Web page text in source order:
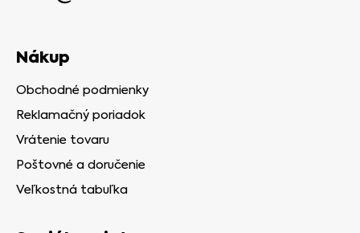
Nákup
Obchodné podmienky
Reklamačný poriadok
Vrátenie tovaru
Poštovné a doručenie
Veľkostná tabuľka